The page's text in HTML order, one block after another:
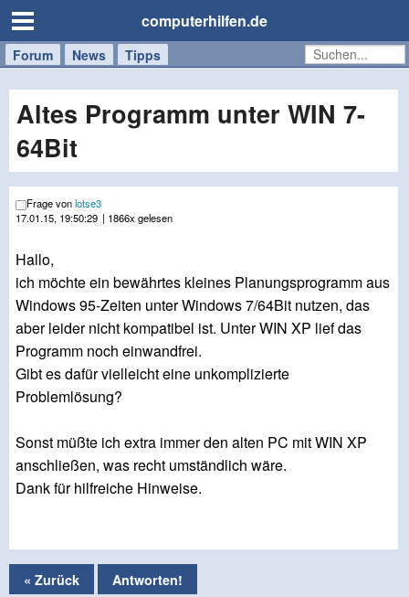
computerhilfen.de
Forum News Tipps
Handy
Tablet
Windows
Mac
Altes Programm unter WIN 7-
64Bit
Frage vonlotse3
17.01.15, 19:50:29 | 1866x gelesen
Hallo,
ich möchte ein bewährtes kleines Planungsprogramm aus
Windows 95-Zeiten unter Windows 7/64Bit nutzen, das
aber leider nicht kompatibel ist. Unter WIN XP lief das
Programm noch einwandfrei.
Gibt es dafür vielleicht eine unkomplizierte
Problemlösung?
Sonst müßte ich extra immer den alten PC mit WIN XP
anschließen, was recht umständlich wäre.
Dank für hilfreiche Hinweise.
« Zurück Antworten!